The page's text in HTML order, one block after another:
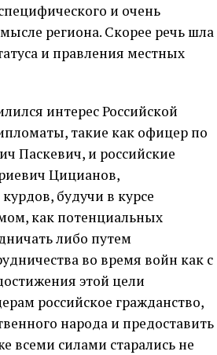
и очень
региона. Скорее речь шла
и правления местных
интерес Российской
такие как офицер по
Паскевич, и российские
Цицианов,
будучи в курсе
как потенциальных
либо путем
во время войн как с
этой цели
российское гражданство,
народа и предоставить
всеми силами старались не